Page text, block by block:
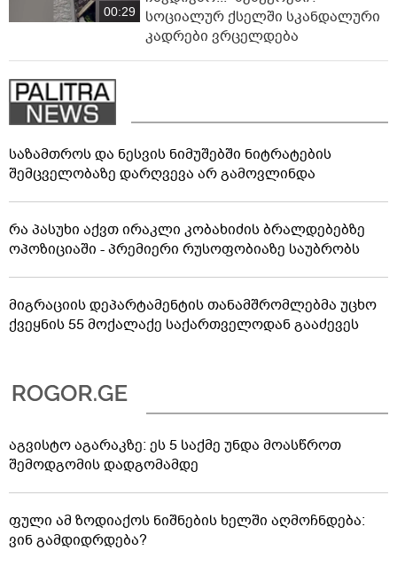
00:29
სოციალურ ქსელში სკანდალური
კადრები ვრცელდება
საზამთროს და ნესვის ნიმუშებში ნიტრატების
შემცველობაზე დარღვევა არ გამოვლინდა
რა პასუხი აქვთ ირაკლი კობახიძის ბრალდებებზე
ოპოზიციაში - პრემიერი რუსოფობიაზე საუბრობს
მიგრაციის დეპარტამენტის თანამშრომლებმა უცხო
ქვეყნის 55 მოქალაქე საქართველოდან გააძევეს
აგვისტო აგარაკზე: ეს 5 საქმე უნდა მოასწროთ
შემოდგომის დადგომამდე
ფული ამ ზოდიაქოს ნიშნების ხელში აღმოჩნდება:
ვინ გამდიდრდება?